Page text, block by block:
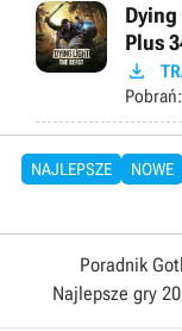
Plus

Pobrań:
NAJLEPSZE NOWE
Poradnik
Najlepsze gry